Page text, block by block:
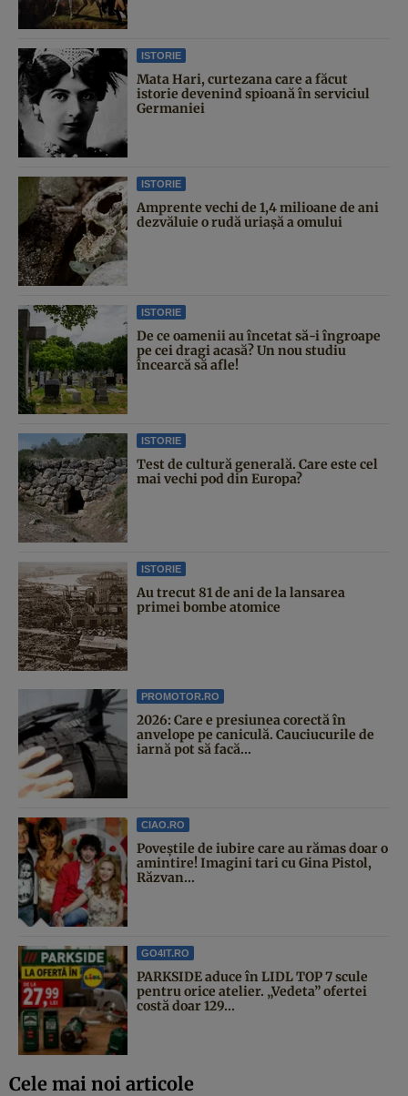
ISTORIE
Mata Hari, curtezana care a făcut
istorie devenind spioană în serviciul
Germaniei
ISTORIE
Amprente vechi de 1,4 milioane de ani
dezvăluie o rudă uriașă a omului
ISTORIE
De ce oamenii au încetat să-i îngroape
pe cei dragi acasă? Un nou studiu
încearcă să afle!
ISTORIE
Test de cultură generală. Care este cel
mai vechi pod din Europa?
ISTORIE
Au trecut 81 de ani de la lansarea
primei bombe atomice
PROMOTOR.RO
2026: Care e presiunea corectă în
anvelope pe caniculă. Cauciucurile de
iarnă pot să facă...
CIAO.RO
Poveştile de iubire care au rămas doar o
amintire! Imagini tari cu Gina Pistol,
Răzvan...
GO4IT.RO
PARKSIDE aduce în LIDL TOP 7 scule
pentru orice atelier. „Vedeta” ofertei
costă doar 129...
Cele mai noi articole